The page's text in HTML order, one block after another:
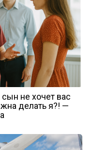
не хочет вас
делать я?! —